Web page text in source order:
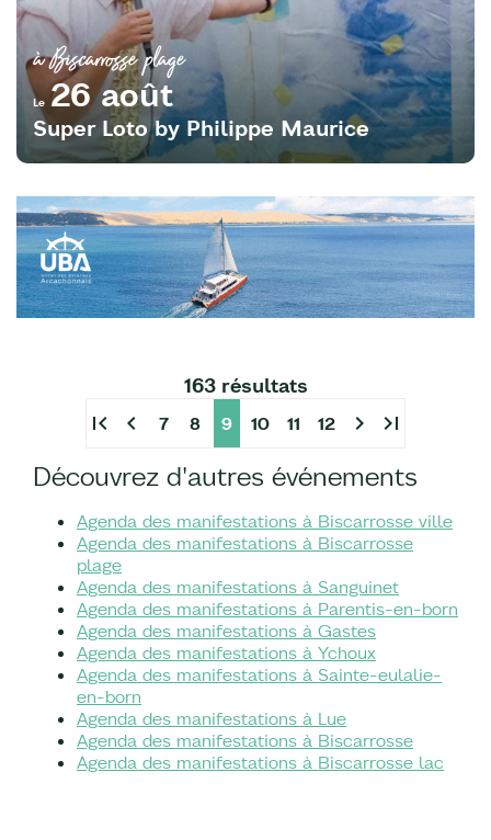
à Biscarrosse plage
Le26 août
Super Loto by Philippe Maurice
163 résultats
first_page chevron_left 7 8 9 10 11 12 chevron_right last_page
Découvrez d'autres événements
Agenda des manifestations à Biscarrosse ville
Agenda des manifestations à Biscarrosse
plage
Agenda des manifestations à Sanguinet
Agenda des manifestations à Parentis-en-born
Agenda des manifestations à Gastes
Agenda des manifestations à Ychoux
Agenda des manifestations à Sainte-eulalie-
en-born
Agenda des manifestations à Lue
Agenda des manifestations à Biscarrosse
Agenda des manifestations à Biscarrosse lac